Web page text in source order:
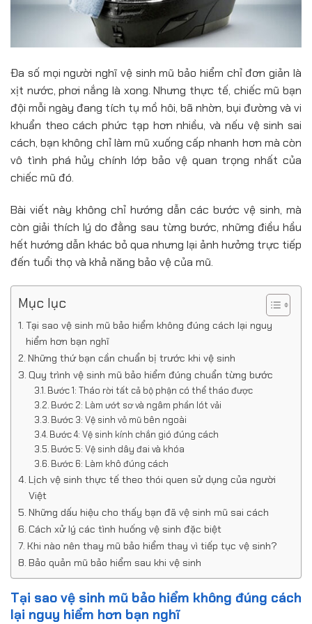
Đa số mọi người nghĩ vệ sinh mũ bảo hiểm chỉ đơn giản là
xịt nước, phơi nắng là xong. Nhưng thực tế, chiếc mũ bạn
đội mỗi ngày đang tích tụ mồ hôi, bã nhờn, bụi đường và vi
khuẩn theo cách phức tạp hơn nhiều, và nếu vệ sinh sai
cách, bạn không chỉ làm mũ xuống cấp nhanh hơn mà còn
vô tình phá hủy chính lớp bảo vệ quan trọng nhất của
chiếc mũ đó.
Bài viết này không chỉ hướng dẫn các bước vệ sinh, mà
còn giải thích lý do đằng sau từng bước, những điều hầu
hết hướng dẫn khác bỏ qua nhưng lại ảnh hưởng trực tiếp
đến tuổi thọ và khả năng bảo vệ của mũ.
Mục lục
Tại sao vệ sinh mũ bảo hiểm không đúng cách lại nguy
hiểm hơn bạn nghĩ
Những thứ bạn cần chuẩn bị trước khi vệ sinh
Quy trình vệ sinh mũ bảo hiểm đúng chuẩn từng bước
Bước 1: Tháo rời tất cả bộ phận có thể tháo được
Bước 2: Làm ướt sơ và ngâm phần lót vải
Bước 3: Vệ sinh vỏ mũ bên ngoài
Bước 4: Vệ sinh kính chắn gió đúng cách
Bước 5: Vệ sinh dây đai và khóa
Bước 6: Làm khô đúng cách
Lịch vệ sinh thực tế theo thói quen sử dụng của người
Việt
Những dấu hiệu cho thấy bạn đã vệ sinh mũ sai cách
Cách xử lý các tình huống vệ sinh đặc biệt
Khi nào nên thay mũ bảo hiểm thay vì tiếp tục vệ sinh?
Bảo quản mũ bảo hiểm sau khi vệ sinh
Tại sao vệ sinh mũ bảo hiểm không đúng cách
lại nguy hiểm hơn bạn nghĩ